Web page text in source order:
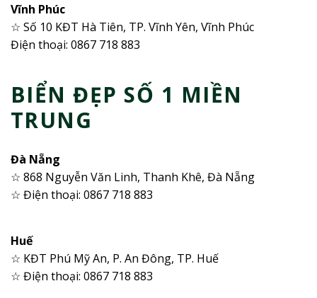
Vĩnh Phúc
☆ Số 10 KĐT Hà Tiên, TP. Vĩnh Yên, Vĩnh Phúc
Điện thoại: 0867 718 883
BIỂN ĐẸP SỐ 1 MIỀN
TRUNG
Đà Nẵng
☆ 868 Nguyễn Văn Linh, Thanh Khê, Đà Nẵng
☆ Điện thoại: 0867 718 883
Huế
☆ KĐT Phú Mỹ An, P. An Đông, TP. Huế
☆ Điện thoại: 0867 718 883